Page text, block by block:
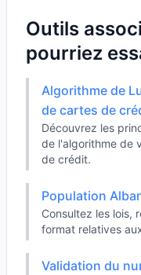
Outils
pourriez
Algorithme de
de cartes de
Découvrez les
de l'algorithme de
de crédit.
Population
Consultez les lois,
format relatives
Validation du